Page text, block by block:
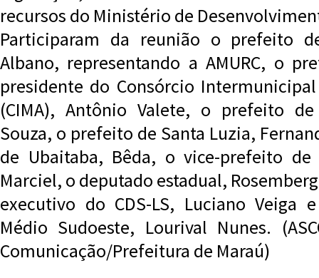
recursos do Ministério de
Participaram da reunião o prefeito
Albano, representando a AMURC, o
presidente do Consórcio
(CIMA), Antônio Valete, o prefeito de
Souza, o prefeito de Santa Luzia,
de Ubaitaba, Bêda, o vice-prefeito de
Marciel, o deputado estadual,
executivo do CDS-LS, Luciano Veiga
Médio Sudoeste, Lourival Nunes.
Comunicação/Prefeitura de Maraú)